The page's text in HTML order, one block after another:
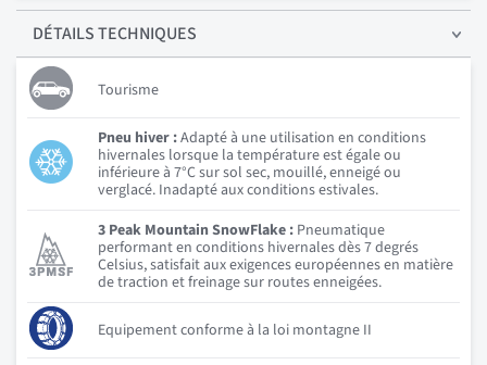
DÉTAILSTECHNIQUES
Tourisme
Pneu hiver :Adapté à une utilisation en conditions
hivernales lorsque la température est égale ou
inférieure à 7°C sur sol sec, mouillé, enneigé ou
verglacé. Inadapté aux conditions estivales.
3 Peak Mountain SnowFlake : Pneumatique
performant en conditions hivernales dès 7 degrés
Celsius, satisfait aux exigences européennes en matière
de traction et freinage sur routes enneigées.
Equipement conforme à la loi montagne II